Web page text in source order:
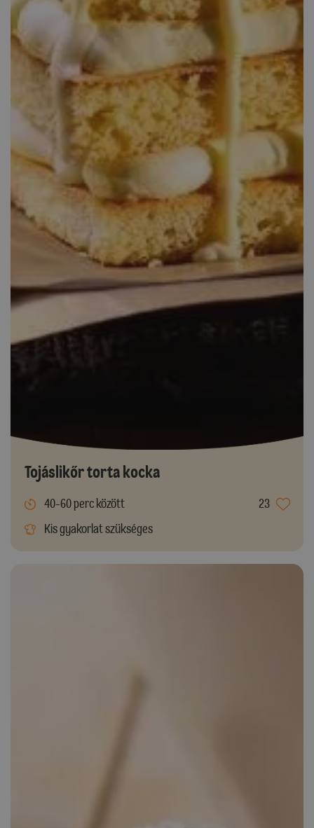
Tojáslikőr torta kocka
40-60 perc között
23
Kis gyakorlat szükséges